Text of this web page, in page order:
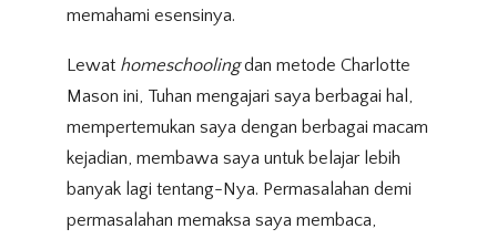
memahami esensinya.
Lewat homeschoolingdan metode Charlotte
Mason ini, Tuhan mengajari saya berbagai hal,
mempertemukan saya dengan berbagai macam
kejadian, membawa saya untuk belajar lebih
banyak lagi tentang-Nya. Permasalahan demi
permasalahan memaksa saya membaca,